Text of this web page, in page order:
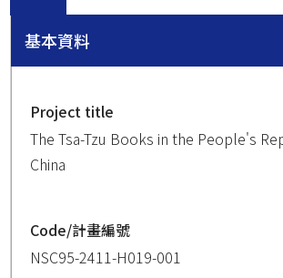
基本資料
Project title
The Tsa-Tzu Books in the People's
China
Code/計畫編號
NSC95-2411-H019-001